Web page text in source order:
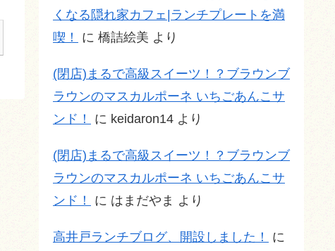
くなる隠れ家カフェ|ランチプレートを満
喫！
に 橋詰絵美 より
(閉店)まるで高級スイーツ！？ブラウンブ
ラウンのマスカルポーネ いちごあんこサ
ンド！
に keidaron14 より
(閉店)まるで高級スイーツ！？ブラウンブ
ラウンのマスカルポーネ いちごあんこサ
ンド！
に はまだやま より
高井戸ランチブログ、開設しました！
に